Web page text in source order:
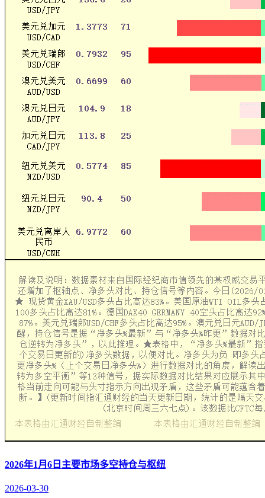
2026年1月6日主要市场多空持仓与枢纽
2026-03-30